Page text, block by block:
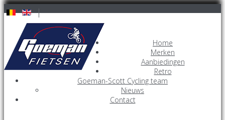
Home
Merken
Aanbiedingen
Retro
Goeman-Scott Cycling team
Nieuws
Contact